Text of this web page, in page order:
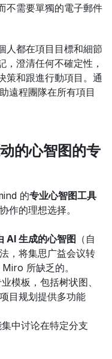
不需要單獨的電子郵件
人都在項目目標和細節
，澄清任何不確定性，
策和跟進行動項目。通
遠程團隊在所有項目
动的心智图的专
的专业心智图工具
作的理想选择。
AI 生成的心智图 （自
，将集思广益会议转
所缺乏的。
模板，包括树状图、
目规划提供多功能
中讨论在特定分支